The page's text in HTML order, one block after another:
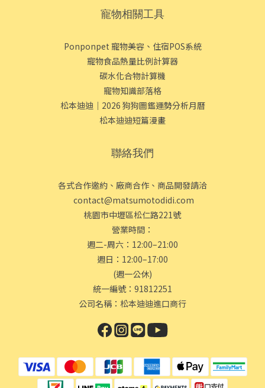
寵物相關工具
Ponponpet 寵物美容、住宿POS系統
寵物食品熱量比例計算器
碳水化合物計算機
寵物知識部落格
松本迪迪｜2026 狗狗圖鑑運勢分析月曆
松本迪迪短篇漫畫
聯絡我們
各式合作邀約、廠商合作、商品開發請洽
contact@matsumotodidi.com
桃園市中壢區松仁路221號
營業時間：
週二-周六：12:00–21:00
週日：12:00–17:00
(週一公休)
統一編號：91812251
公司名稱：松本迪迪進口商行